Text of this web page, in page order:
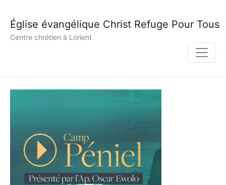
Église évangélique Christ Refuge Pour Tous
Centre chrétien à Lorient